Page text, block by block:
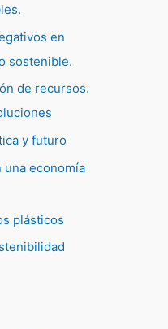
en
sostenible.
de recursos.
y futuro
una economía
plásticos